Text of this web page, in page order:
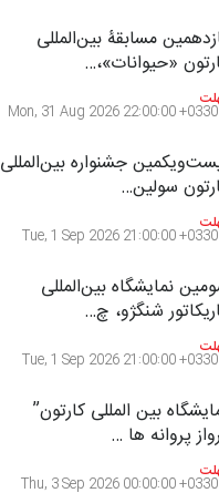
مسابقۀ بین‌المللی
«حیوانات»،…
Mon, 31 Aug 2026 22:00:00 +0330
جشنواره بین‌المللی
سولین…
Tue, 1 Sep 2026 21:00:00 +0330
نمایشگاه بین‌المللی
شنگژو، چ…
Tue, 1 Sep 2026 21:00:00 +0330
بین المللی کارتون”
پروانه ها …
Thu, 3 Sep 2026 00:00:00 +0330